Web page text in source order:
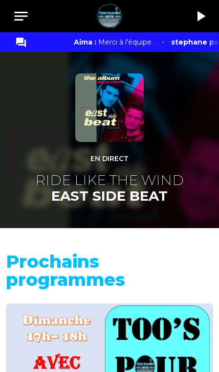
EN DIRECT
RIDE LIKE THE WIND
EAST SIDE BEAT
notes play_arrow
question_answer Aima :Merci à l'équipe .-stephane patry :
Prochains
programmes